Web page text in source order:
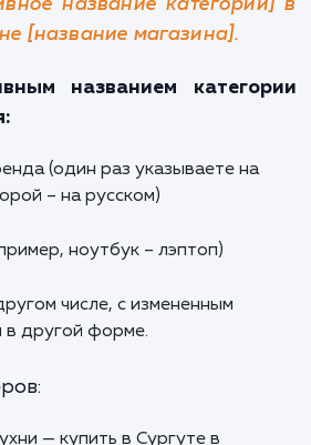
шаблон выглядит
+ важный запрос из
ключ из
+